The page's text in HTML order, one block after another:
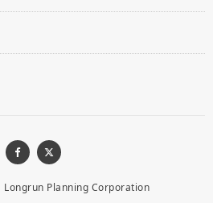
Longrun Planning Corporation